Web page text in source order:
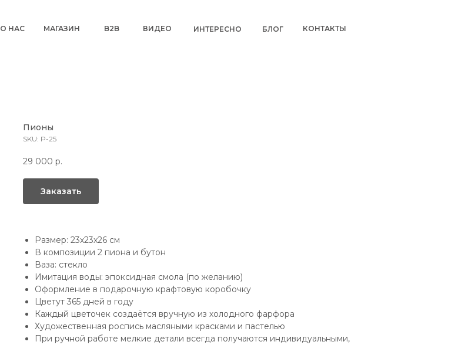
О НАС МАГАЗИН B2B ВИДЕО БЛОГ КОНТАКТЫ
ИНТЕРЕСНО
Пионы
SKU: P-25
29 000 р.
Заказать
Размер: 23х23х26 см
В композиции 2 пиона и бутон
Ваза: стекло
Имитация воды: эпоксидная смола (по желанию)
Оформление в подарочную крафтовую коробочку
Цветут 365 дней в году
Каждый цветочек создаётся вручную из холодного фарфора
Художественная роспись масляными красками и пастелью
При ручной работе мелкие детали всегда получаются индивидуальными,